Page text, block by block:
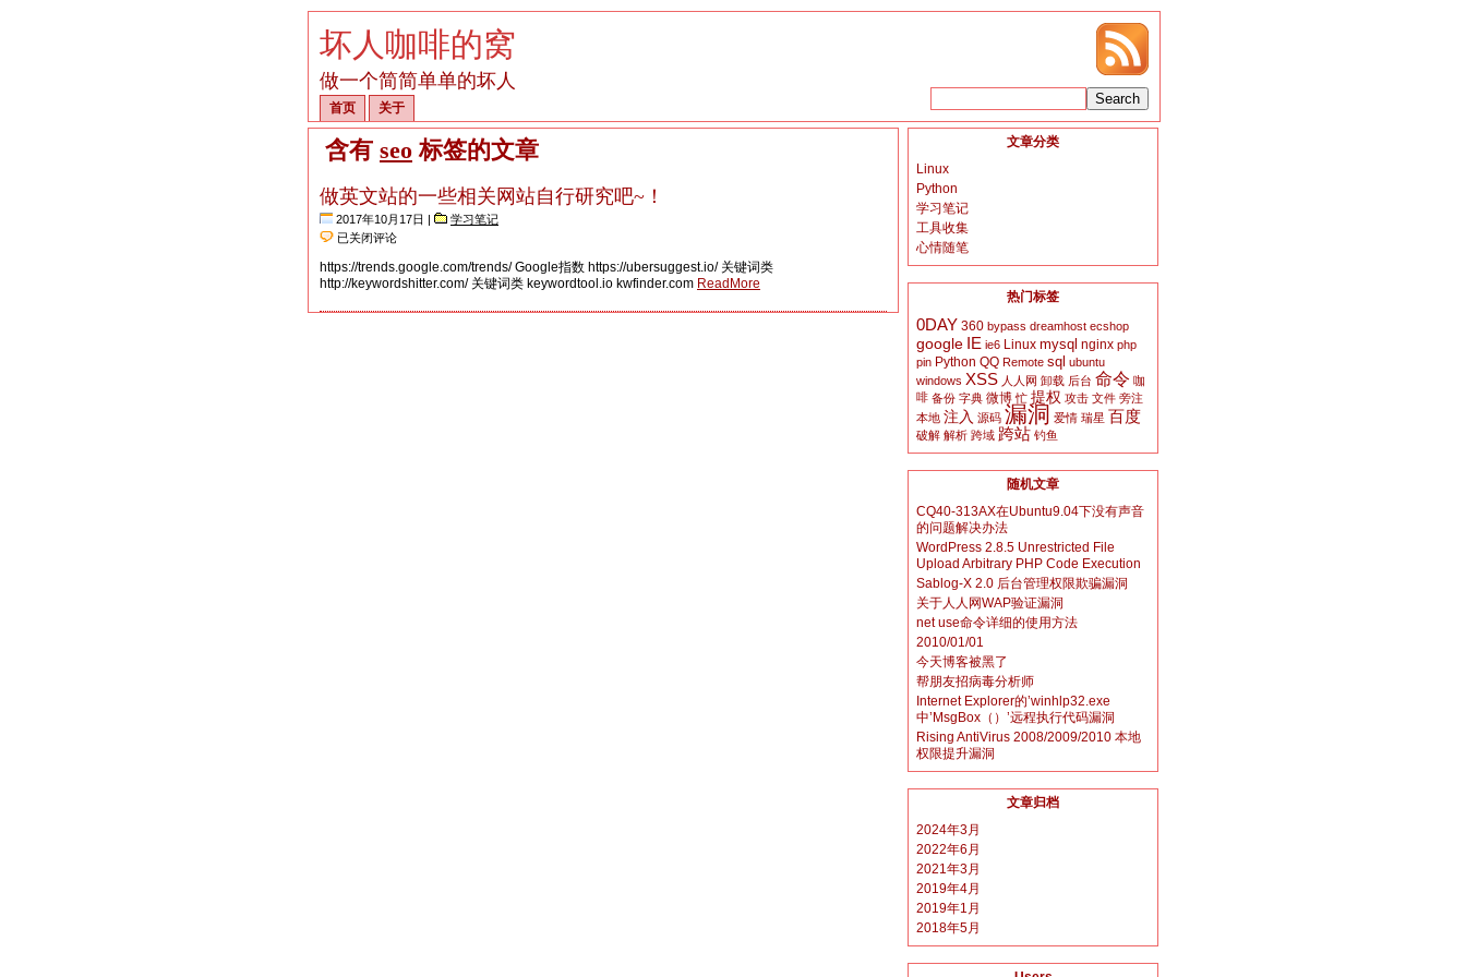
坏人咖啡的窝
做一个简简单单的坏人
首页 关于
含有 seo 标签的文章
做英文站的一些相关网站自行研究吧~！
2017年10月17日 |
学习笔记
做
文
站
已关闭评论
https://trends.google.com/trends/ Google指数 https://ubersuggest.io/ 关键词类
http://keywordshitter.com/ 关键词类 keywordtool.io kwfinder.com ReadMore
文章分类
Linux
Python
学习笔记
工具收集
心情随笔
热门标签
0DAY 360 bypass dreamhost ecshop
google IE ie6 Linux mysql nginx php
pin Python QQ Remote sql ubuntu
windows XSS 人人网 卸载 后台 命令 咖
啡 备份 字典 微博 忙 提权 攻击 文件 旁注
本地 注入 源码 漏洞 爱情 瑞星 百度
破解 解析 跨域 跨站 钓鱼
随机文章
CQ40-313AX在Ubuntu9.04下没有声音
的问题解决办法
WordPress 2.8.5 Unrestricted File
Upload Arbitrary PHP Code Execution
Sablog-X 2.0 后台管理权限欺骗漏洞
关于人人网WAP验证漏洞
net use命令详细的使用方法
2010/01/01
今天博客被黑了
帮朋友招病毒分析师
Internet Explorer的’winhlp32.exe
中’MsgBox（）’远程执行代码漏洞
Rising AntiVirus 2008/2009/2010 本地
权限提升漏洞
文章归档
2024年3月
2022年6月
2021年3月
2019年4月
2019年1月
2018年5月